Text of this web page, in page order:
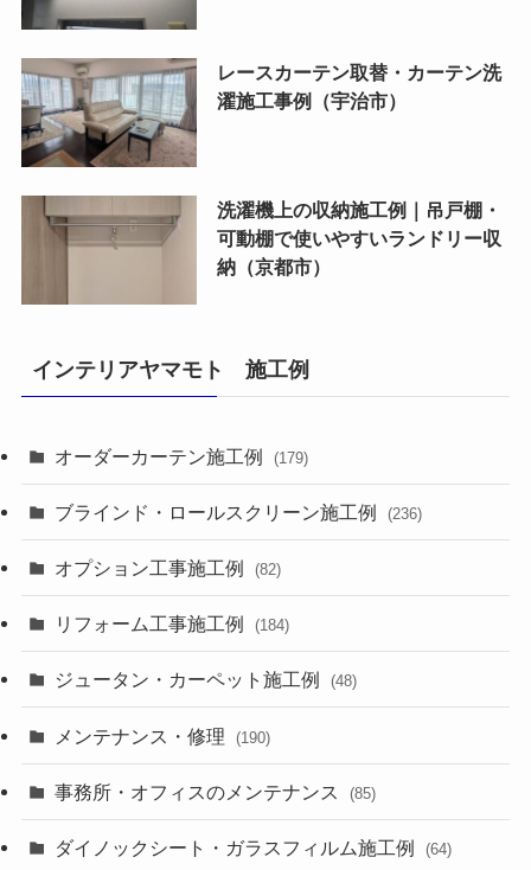
レースカーテン取替・カーテン洗
濯施工事例（宇治市）
洗濯機上の収納施工例｜吊戸棚・
可動棚で使いやすいランドリー収
納（京都市）
インテリアヤマモト 施工例
オーダーカーテン施工例 (179)
ブラインド・ロールスクリーン施工例 (236)
オプション工事施工例 (82)
リフォーム工事施工例 (184)
ジュータン・カーペット施工例 (48)
メンテナンス・修理 (190)
事務所・オフィスのメンテナンス (85)
ダイノックシート・ガラスフィルム施工例 (64)